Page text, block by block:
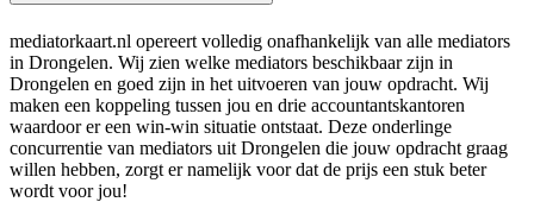
mediatorkaart.nl opereert volledig onafhankelijk van alle mediators
in Drongelen. Wij zien welke mediators beschikbaar zijn in
Drongelen en goed zijn in het uitvoeren van jouw opdracht. Wij
maken een koppeling tussen jou en drie accountantskantoren
waardoor er een win-win situatie ontstaat. Deze onderlinge
concurrentie van mediators uit Drongelen die jouw opdracht graag
willen hebben, zorgt er namelijk voor dat de prijs een stuk beter
wordt voor jou!